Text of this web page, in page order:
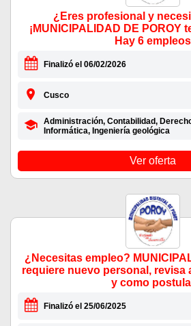
¿Eres profesional y
¡MUNICIPALIDAD DE POROY
Hay 6 empleos
Finalizó el 06/02/2026
Cusco
Administración, Contabilidad,
Informática, Ingeniería geológica
Ver oferta
¿Necesitas empleo?
requiere nuevo personal, revisa
y como
Finalizó el 25/06/2025